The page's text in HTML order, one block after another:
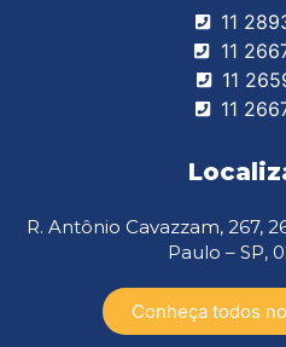
11
11
11
11
R. Antônio Cavazzam, 267,
Paulo – SP,
Conheça todos